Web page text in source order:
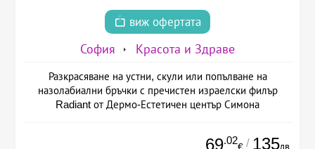
виж офертата
София Красота и Здраве
Разкрасяване на устни, скули или попълване на
назолабиални бръчки с пречистен израелски филър
Radiant от Дермо-Естетичен център Симона
69.02 / 135лв.